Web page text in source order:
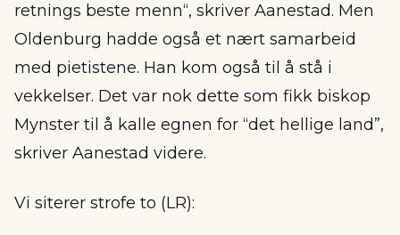
retnings beste menn“, skriver Aanestad. Men
Oldenburg hadde også et nært samarbeid
med pietistene. Han kom også til å stå i
vekkelser. Det var nok dette som fikk biskop
Mynster til å kalle egnen for “det hellige land”,
skriver Aanestad videre.
Vi siterer strofe to (LR):